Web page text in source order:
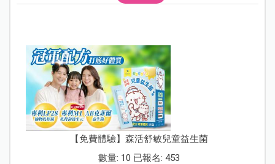
【免費體驗】森活舒敏兒童益生菌
數量: 10 已報名: 453